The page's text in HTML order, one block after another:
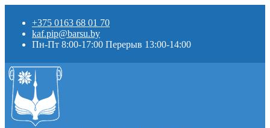
+375 0163 68 01 70
kaf.pip@barsu.by
Пн-Пт 8:00-17:00 Перерыв 13:00-14:00